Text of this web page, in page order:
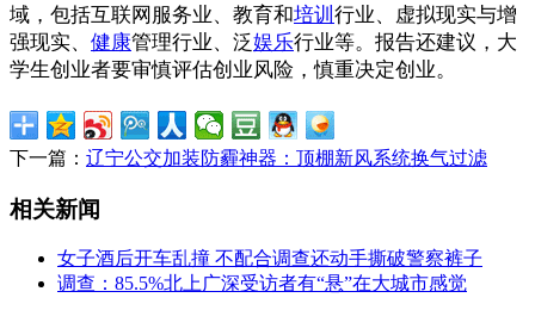
域，包括互联网服务业、教育和培训 行业、虚拟现实与增
强现实、 健康管理行业、泛娱乐行业等。报告还建议，大
学生创业者要审慎评估创业风险，慎重决定创业。
下一篇： 辽宁公交加装防霾神器：顶棚新风系统换气过滤
相关新闻
女子酒后开车乱撞 不配合调查还动手撕破警察裤子
调查：85.5%北上广深受访者有“悬”在大城市感觉